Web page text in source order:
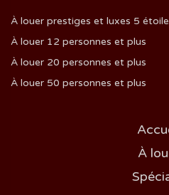
À louer prestiges et luxes 5
À louer 12 personnes et plus
À louer 20 personnes et plus
À louer 50 personnes et plus
À